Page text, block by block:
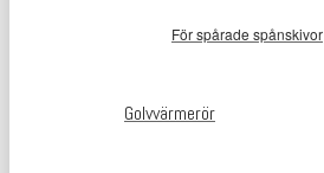
För spårade spånskivor
Golvvärmerör